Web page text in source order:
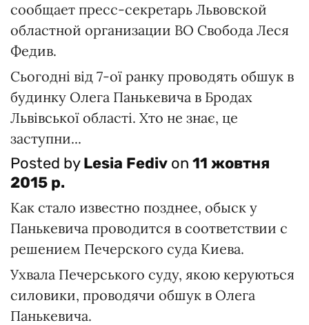
сообщает пресс-секретарь Львовской
областной организации ВО Свобода Леся
Федив.
Сьогодні від 7-ої ранку проводять обшук в
будинку Олега Панькевича в Бродах
Львівської області. Хто не знає, це
заступни...
Posted byLesia Fediv on 11 жовтня
2015 р.
Как стало известно позднее, обыск у
Панькевича проводится в соответствии с
решением Печерского суда Киева.
Ухвала Печерського суду, якою керуються
силовики, проводячи обшук в Олега
Панькевича.